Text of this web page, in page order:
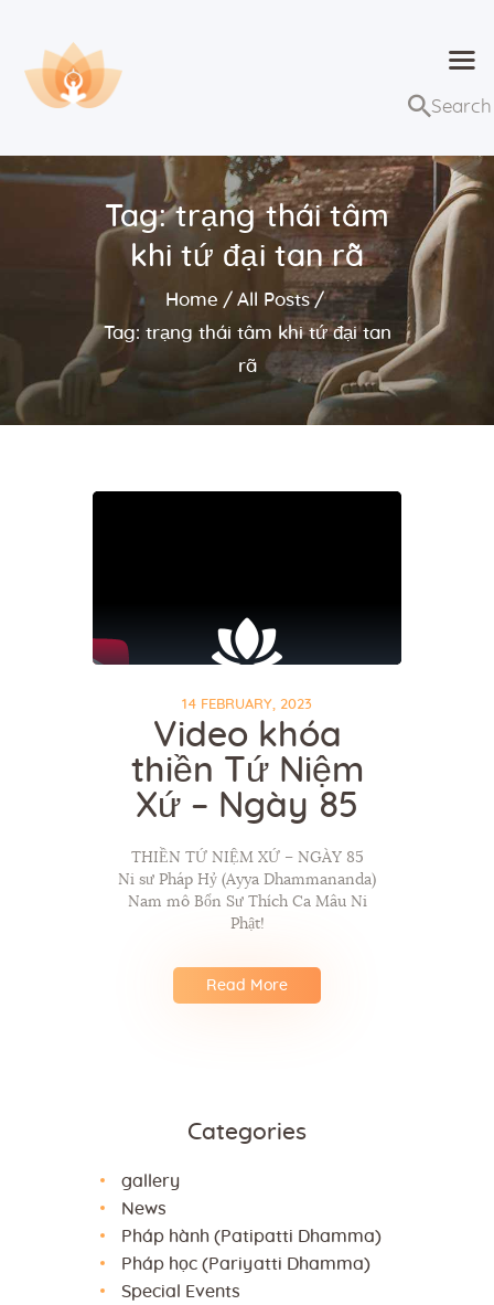
Tag: trạng thái tâm
khi tứ đại tan rã
Home
All Posts
Tag: trạng thái tâm khi tứ đại tan
rã
Trang chủ
Bài giảng
Lớp học và sự kiện
Về Dhammaduta
14 FEBRUARY, 2023
Video khóa
thiền Tứ Niệm
Xứ – Ngày 85
THIỀN TỨ NIỆM XỨ – NGÀY 85
Ni sư Pháp Hỷ (Ayya Dhammananda)
Nam mô Bổn Sư Thích Ca Mâu Ni
Phật!
Read More
Categories
gallery
News
Pháp hành (Patipatti Dhamma)
Pháp học (Pariyatti Dhamma)
Special Events